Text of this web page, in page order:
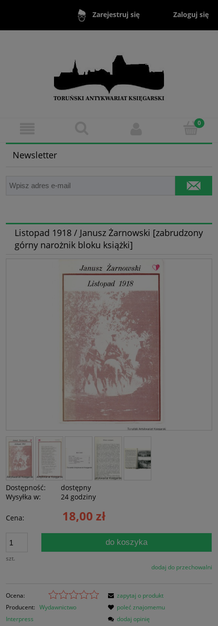
Zarejestruj się Zaloguj się
Newsletter
Listopad 1918 / Janusz Żarnowski [zabrudzony
górny narożnik bloku książki]
Dostępność:
dostępny
Wysyłka w:
24 godziny
Cena: 18,00 zł
szt.
do koszyka
dodaj do przechowalni
Ocena:
Producent: Wydawnictwo
Interpress
zapytaj o produkt
poleć znajomemu
dodaj opinię